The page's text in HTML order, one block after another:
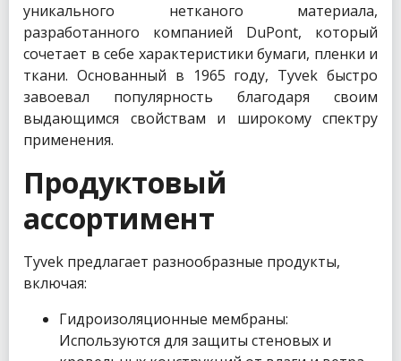
уникального нетканого материала,
разработанного компанией DuPont, который
сочетает в себе характеристики бумаги, пленки и
ткани. Основанный в 1965 году, Tyvek быстро
завоевал популярность благодаря своим
выдающимся свойствам и широкому спектру
применения.
Продуктовый
ассортимент
Tyvek предлагает разнообразные продукты,
включая:
Гидроизоляционные мембраны:
Используются для защиты стеновых и